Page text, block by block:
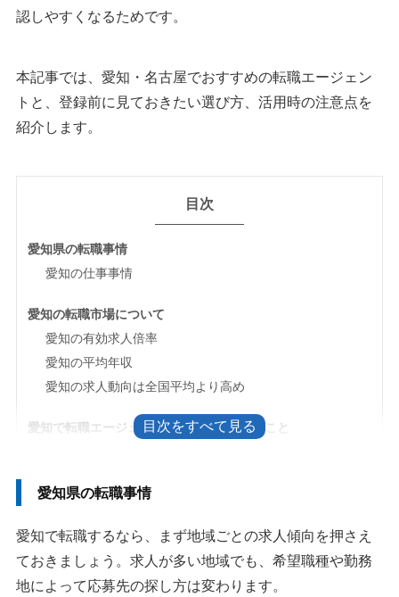
認しやすくなるためです。
本記事では、愛知・名古屋でおすすめの転職エージェン
トと、登録前に見ておきたい選び方、活用時の注意点を
紹介します。
目次
愛知県の転職事情
愛知の仕事事情
愛知の転職市場について
愛知の有効求人倍率
愛知の平均年収
愛知の求人動向は全国平均より高め
愛知で転職エージェントを選ぶ前に決めること
転職エージェントを使わない方がよいケース
愛知に転職するメリット・注意点
愛知に転職するメリット
愛知に転職する際の注意点
愛知県の転職事情
愛知で転職するなら、まず地域ごとの求人傾向を押さえ
ておきましょう。求人が多い地域でも、希望職種や勤務
地によって応募先の探し方は変わります。